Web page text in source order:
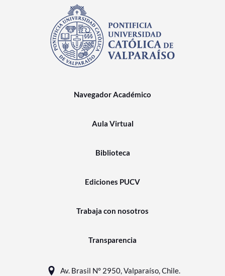
Navegador Académico
Aula Virtual
Biblioteca
Ediciones PUCV
Trabaja con nosotros
Transparencia
Av. Brasil N° 2950, Valparaíso, Chile.